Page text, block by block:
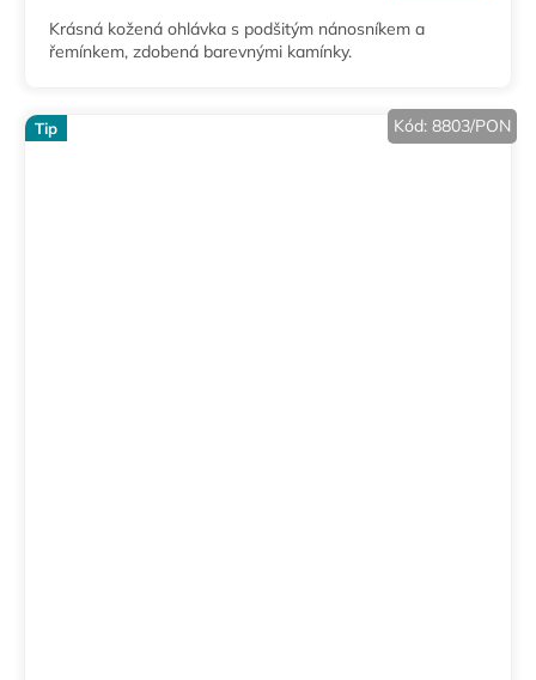
Krásná kožená ohlávka s podšitým nánosníkem a
řemínkem, zdobená barevnými kamínky.
Tip Kód: 8803/PON